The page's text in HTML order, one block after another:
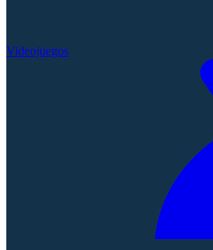
Videojuegos